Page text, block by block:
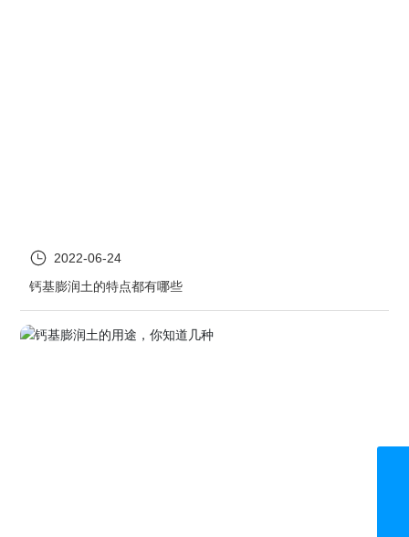
2022-06-24
钙基膨润土的特点都有哪些